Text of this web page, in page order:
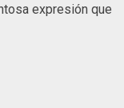
expresión que